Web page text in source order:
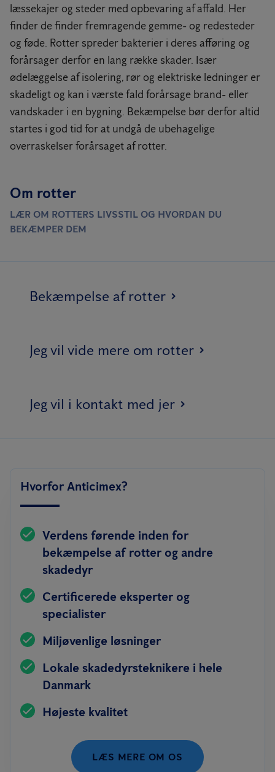
læssekajer og steder med opbevaring af affald. Her
finder de finder fremragende gemme- og redesteder
og føde. Rotter spreder bakterier i deres afføring og
forårsager derfor en lang række skader. Især
ødelæggelse af isolering, rør og elektriske ledninger er
skadeligt og kan i værste fald forårsage brand- eller
vandskader i en bygning. Bekæmpelse bør derfor altid
startes i god tid for at undgå de ubehagelige
overraskelser forårsaget af rotter.
Om rotter
LÆR OM ROTTERS LIVSSTIL OG HVORDAN DU
BEKÆMPER DEM
Bekæmpelse af rotter
Jeg vil vide mere om rotter
Jeg vil i kontakt med jer
Hvorfor Anticimex?
Verdens førende inden for
bekæmpelse af rotter og andre
skadedyr
Certificerede eksperter og
specialister
Miljøvenlige løsninger
Lokale skadedyrsteknikere i hele
Danmark
Højeste kvalitet
LÆS MERE OM OS